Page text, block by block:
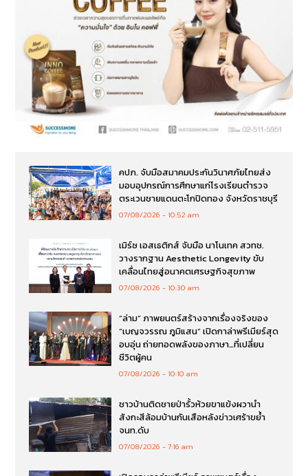
คปภ. จับมือสมาคมประกันวินาศภัยไทยส่ง
มอบอุปกรณ์การศึกษาแก่โรงเรียนตำรวจ
ตระเวนชายแดนตะโกปิดทอง จังหวัดราชบุรี
07/08/2026 10:52 am
เมิร์ซ เอสเธติกส์ จับมือ นาโนเทค สวทช.
วางรากฐาน Aesthetic Longevity ขับ
เคลื่อนไทยสู่อนาคตเศรษฐกิจสุขภาพ
07/08/2026 10:30 am
“ล่าม” ภาพยนตร์สร้างจากเรื่องจริงของ
“เบญจวรรณ ภูมิแสน” เปิดกาล่าพรีเมียร์สุด
อบอุ่น ถ่ายทอดพลังของภาษา…ที่เปลี่ยน
ชีวิตผู้คน
07/08/2026 10:10 am
ชาวบ้านติดชายป่ารั้วห้วยขาแข้งผวานำ
สังกะสีล้อมบ้านกันเสือหลังข่าวเศร้าขย้ำ
จนท.ดับ
07/08/2026 7:16 am